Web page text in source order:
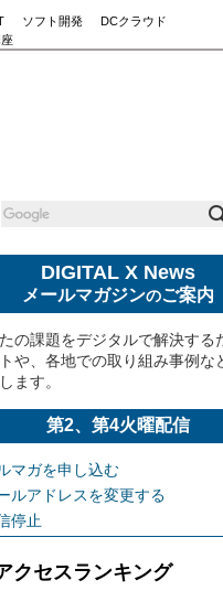
ソフト開発
DCクラウド
DIGITAL X News
メールマガジンのご案内
の課題をデジタルで解決する
や、各地での取り組み事例な
ます。
第2、第4火曜配信
マガを申し込む
ルアドレスを変更する
停止
クセスランキング